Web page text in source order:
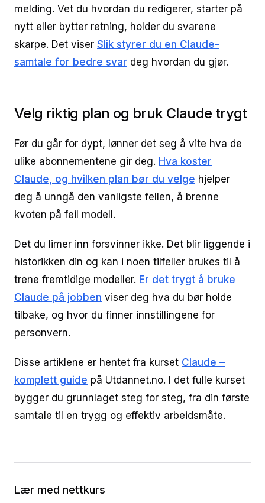
melding. Vet du hvordan du redigerer, starter på
nytt eller bytter retning, holder du svarene
skarpe. Det viser Slik styrer du en Claude-
samtale for bedre svar deg hvordan du gjør.
Velg riktig plan og bruk Claude trygt
Før du går for dypt, lønner det seg å vite hva de
ulike abonnementene gir deg. Hva koster
Claude, og hvilken plan bør du velge hjelper
deg å unngå den vanligste fellen, å brenne
kvoten på feil modell.
Det du limer inn forsvinner ikke. Det blir liggende i
historikken din og kan i noen tilfeller brukes til å
trene fremtidige modeller. Er det trygt å bruke
Claude på jobben viser deg hva du bør holde
tilbake, og hvor du finner innstillingene for
personvern.
Disse artiklene er hentet fra kurset Claude –
komplett guide på Utdannet.no. I det fulle kurset
bygger du grunnlaget steg for steg, fra din første
samtale til en trygg og effektiv arbeidsmåte.
Lær med nettkurs